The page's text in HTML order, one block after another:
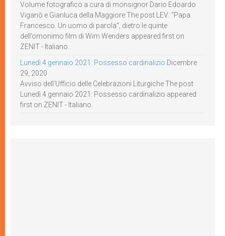
Volume fotografico a cura di monsignor Dario Edoardo
Viganò e Gianluca della Maggiore The post LEV: “Papa
Francesco. Un uomo di parola”, dietro le quinte
dell’omonimo film di Wim Wenders appeared first on
ZENIT - Italiano.
Lunedì 4 gennaio 2021: Possesso cardinalizio Dicembre
29, 2020
Avviso dell’Ufficio delle Celebrazioni Liturgiche The post
Lunedì 4 gennaio 2021: Possesso cardinalizio appeared
first on ZENIT - Italiano.